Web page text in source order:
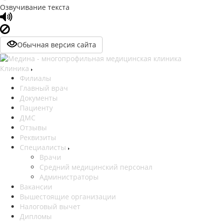
Озвучивание текста
Обычная версия сайта
Клиника
Филиалы
Главный врач
Документы
Пациенту
ДМС
Отзывы
Реквизиты
Специалисты
Врачи
Средний медицинский персонал
Администраторы
Вакансии
Вышестоящие организации
Налоговый вычет
Дипломы